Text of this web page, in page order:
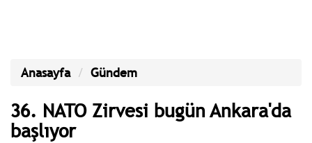
Anasayfa Gündem
36. NATO Zirvesi bugün Ankara'da
başlıyor